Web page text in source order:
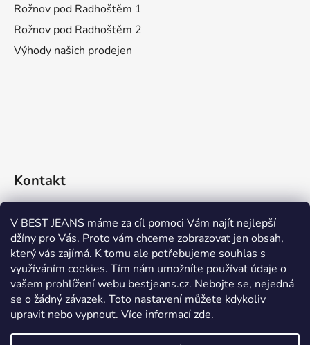
V BEST JEANS máme za cíl pomoci Vám najít nejlepší
džíny pro Vás. Proto vám chceme zobrazovat jen obsah,
který vás zajímá. K tomu ale potřebujeme souhlas s
využíváním cookies. Tím nám umožníte používat údaje o
vašem prohlížení webu bestjeans.cz. Nebojte se, nejedná
se o žádný závazek. Toto nastavení můžete kdykoliv
upravit nebo vypnout. Více informacízde.
Rožnov pod Radhoštěm 1
Rožnov pod Radhoštěm 2
Výhody našich prodejen
Kontakt
eshop@bestjeans.cz
+420 771 200 468
+420 771 200 468